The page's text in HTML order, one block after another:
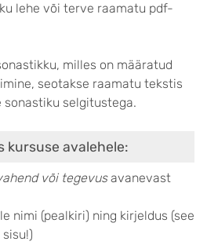
lehe või terve raamatu pdf-
milles on määratud
seotakse raamatu tekstis
sonastiku selgitustega.
kursuse avalehele:
või tegevusavanevast
nimi (pealkiri) ning kirjeldus (see